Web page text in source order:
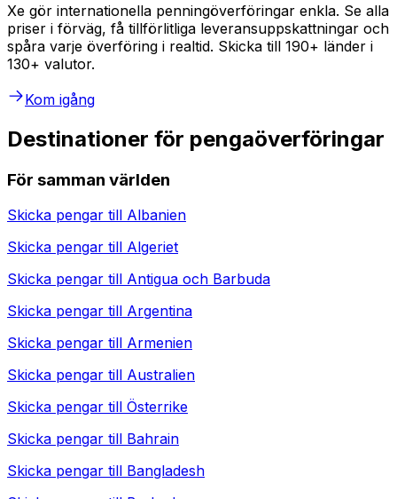
Xe gör internationella penningöverföringar enkla. Se alla
priser i förväg, få tillförlitliga leveransuppskattningar och
spåra varje överföring i realtid. Skicka till 190+ länder i
130+ valutor.
Kom igång
Destinationer för pengaöverföringar
För samman världen
Skicka pengar till Albanien
Skicka pengar till Algeriet
Skicka pengar till Antigua och Barbuda
Skicka pengar till Argentina
Skicka pengar till Armenien
Skicka pengar till Australien
Skicka pengar till Österrike
Skicka pengar till Bahrain
Skicka pengar till Bangladesh